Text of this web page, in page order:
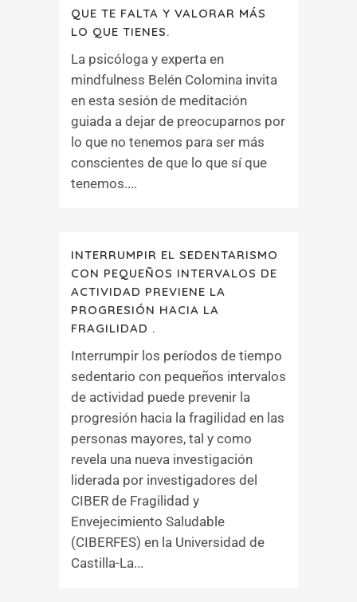
QUE TE FALTA Y VALORAR MÁS
LO QUE TIENES.
La psicóloga y experta en
mindfulness Belén Colomina invita
en esta sesión de meditación
guiada a dejar de preocuparnos por
lo que no tenemos para ser más
conscientes de que lo que sí que
tenemos....
INTERRUMPIR EL SEDENTARISMO
CON PEQUEÑOS INTERVALOS DE
ACTIVIDAD PREVIENE LA
PROGRESIÓN HACIA LA
FRAGILIDAD .
Interrumpir los períodos de tiempo
sedentario con pequeños intervalos
de actividad puede prevenir la
progresión hacia la fragilidad en las
personas mayores, tal y como
revela una nueva investigación
liderada por investigadores del
CIBER de Fragilidad y
Envejecimiento Saludable
(CIBERFES) en la Universidad de
Castilla-La...